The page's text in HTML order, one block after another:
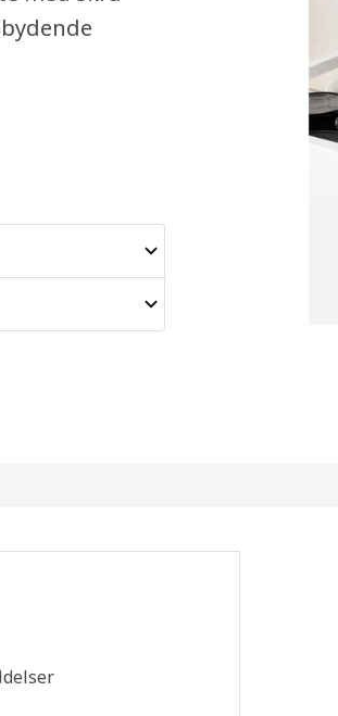
5 stjerner. Totalt antall